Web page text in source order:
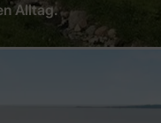
Alltag.